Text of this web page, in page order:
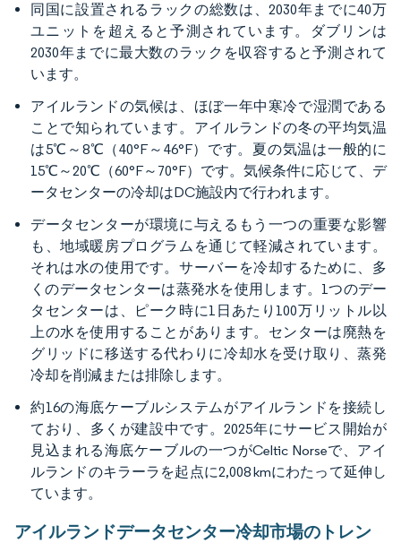
同国に設置されるラックの総数は、2030年までに40万
ユニットを超えると予測されています。ダブリンは
2030年までに最大数のラックを収容すると予測されて
います。
アイルランドの気候は、ほぼ一年中寒冷で湿潤である
ことで知られています。アイルランドの冬の平均気温
は5℃～8℃（40°F～46°F）です。夏の気温は一般的に
15℃～20℃（60°F～70°F）です。気候条件に応じて、デ
ータセンターの冷却はDC施設内で行われます。
データセンターが環境に与えるもう一つの重要な影響
も、地域暖房プログラムを通じて軽減されています。
それは水の使用です。サーバーを冷却するために、多
くのデータセンターは蒸発水を使用します。1つのデー
タセンターは、ピーク時に1日あたり100万リットル以
上の水を使用することがあります。センターは廃熱を
グリッドに移送する代わりに冷却水を受け取り、蒸発
冷却を削減または排除します。
約16の海底ケーブルシステムがアイルランドを接続し
ており、多くが建設中です。2025年にサービス開始が
見込まれる海底ケーブルの一つがCeltic Norseで、アイ
ルランドのキラーラを起点に2,008 kmにわたって延伸し
ています。
アイルランドデータセンター冷却市場のトレン